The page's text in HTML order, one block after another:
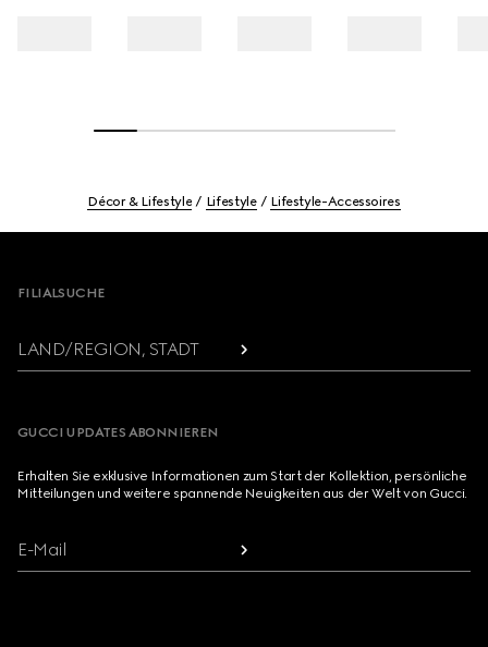
Décor & Lifestyle Lifestyle Lifestyle-Accessoires
FILIALSUCHE
LAND/REGION, STADT
GUCCI UPDATES ABONNIEREN
Erhalten Sie exklusive Informationen zum Start der Kollektion, persönliche
Mitteilungen und weitere spannende Neuigkeiten aus der Welt von Gucci.
E-Mail